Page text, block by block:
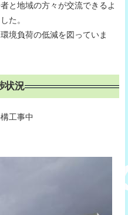
地域の方々が交流できるよ
た。
負荷の低減を図っていま
状況
工事中